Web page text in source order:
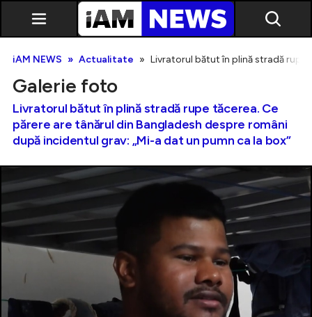
Exclusiv
iAM NEWS Actualitate Livratorul bătut în plină stradă rupe
Galerie foto
Livratorul bătut în plină stradă rupe tăcerea. Ce
părere are tânărul din Bangladesh despre români
după incidentul grav: „Mi-a dat un pumn ca la box”